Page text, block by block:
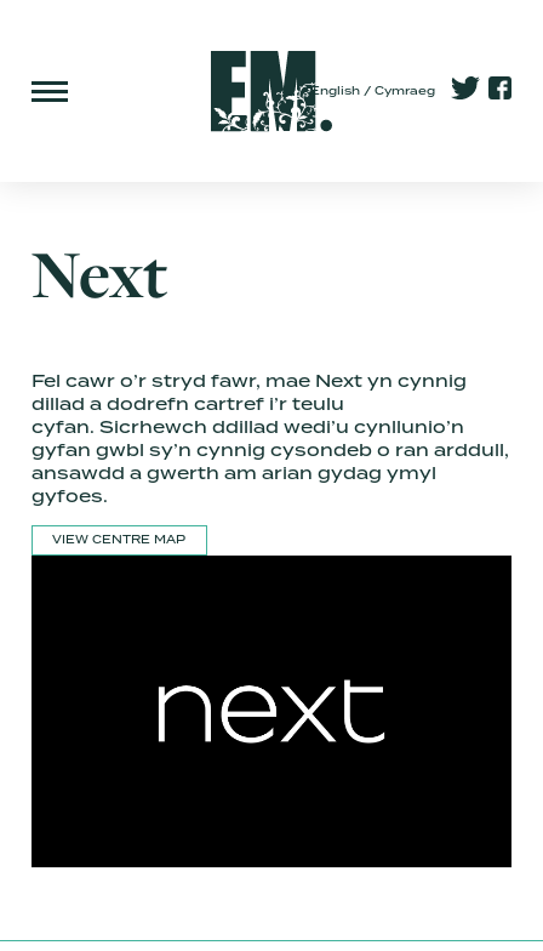
English Cymraeg
Next
Fel cawr o’r stryd fawr, mae Next yn cynnig
dillad a dodrefn cartref i’r teulu
cyfan. Sicrhewch ddillad wedi’u cynllunio’n
gyfan gwbl sy’n cynnig cysondeb o ran arddull,
ansawdd a gwerth am arian gydag ymyl
gyfoes.
VIEW CENTRE MAP